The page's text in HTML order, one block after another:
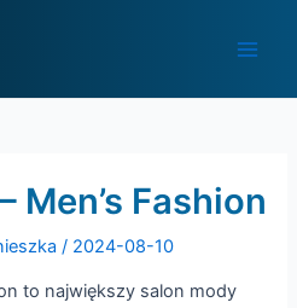
Men’s Fashion
/ 2024-08-10
to największy salon mody